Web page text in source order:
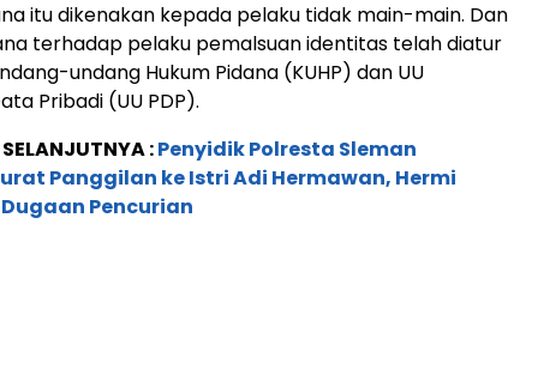
itu dikenakan kepada pelaku tidak main-main. Dan
terhadap pelaku pemalsuan identitas telah diatur
undang Hukum Pidana (KUHP) dan UU
Pribadi (UU PDP).
:Penyidik Polresta Sleman
Panggilan ke Istri Adi Hermawan, Hermi
Pencurian